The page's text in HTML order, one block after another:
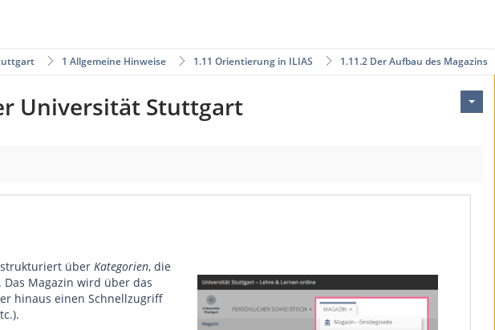
1.11.2 Der Aufbau des Magazins
1.11 Orientierung in ILIAS
1 Allgemeine Hinweise
Universität Stuttgart
strukturiert über Kategorien, die
Magazin wird über das
hinaus einen Schnellzugriff